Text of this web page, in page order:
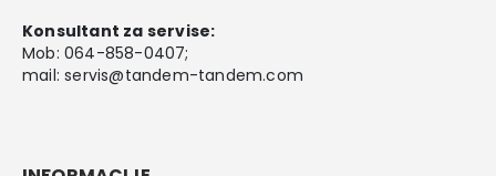
Konsultant za servise:
Mob: 064-858-0407;
mail:servis@tandem-tandem.com